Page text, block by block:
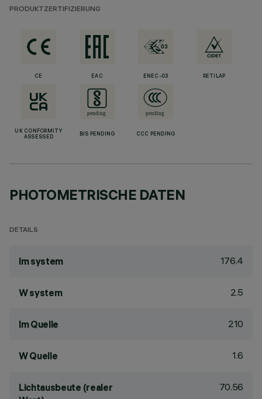
PRODUKTZERTIFIZIERUNG
CE EAC ENEC-03 RETILAP
UK CONFORMITY
ASSESSED
BIS PENDING CCC PENDING
PHOTOMETRISCHE DATEN
DETAILS
lm system 176.4
W system 2.5
lm Quelle 210
W Quelle 1.6
Lichtausbeute (realer
70.56